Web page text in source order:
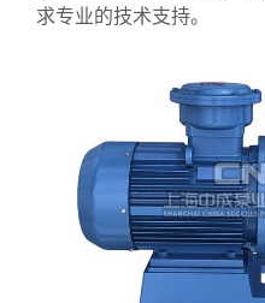
求专业的技术支持。